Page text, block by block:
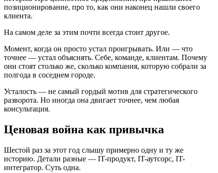
позиционирование, про то, как они наконец нашли своего
клиента.
На самом деле за этим почти всегда стоит другое.
Момент, когда он просто устал проигрывать. Или — что
точнее — устал объяснять. Себе, команде, клиентам. Почему
они стоят столько же, сколько компания, которую собрали за
полгода в соседнем городе.
Усталость — не самый гордый мотив для стратегического
разворота. Но иногда она двигает точнее, чем любая
консультация.
Ценовая война как привычка
Шестой раз за этот год слышу примерно одну и ту же
историю. Детали разные — IT-продукт, IT-аутсорс, IT-
интегратор. Суть одна.